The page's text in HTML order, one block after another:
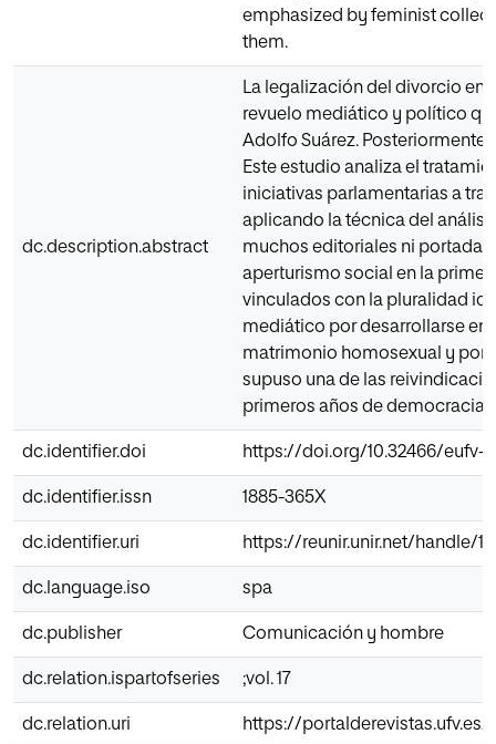
emphasized by feminist
them.
dc.description.abstract
La legalización del divorcio en
revuelo mediático y político
Adolfo Suárez.
Este estudio analiza el
iniciativas parlamentarias a
aplicando la técnica del
muchos editoriales ni portadas
aperturismo social en la
vinculados con la pluralidad
mediático por desarrollarse
matrimonio homosexual y por
supuso una de las
primeros años de democracia,
dc.identifier.doi https://doi.org/10.32466/eufv-
dc.identifier.issn 1885-365X
dc.identifier.uri https://reunir.unir.net/handle/
dc.language.iso spa
dc.publisher Comunicación y hombre
dc.relation.ispartofseries ;vol. 17
dc.relation.uri https://